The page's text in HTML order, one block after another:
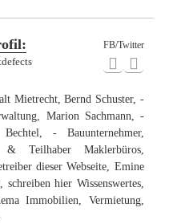
FB/Twitter
Mietrecht, Bernd Schuster, -
Marion Sachmann, -
- Bauunternehmer,
Teilhaber Maklerbüros,
dieser Webseite, Emine
hier Wissenswertes,
Immobilien, Vermietung,